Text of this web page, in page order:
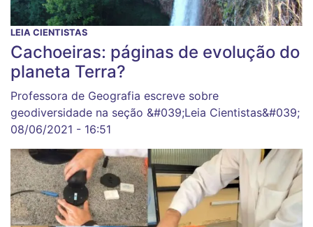
LEIA CIENTISTAS
Cachoeiras: páginas de evolução do
planeta Terra?
Professora de Geografia escreve sobre
geodiversidade na seção &#039;Leia Cientistas&#039;
08/06/2021 - 16:51